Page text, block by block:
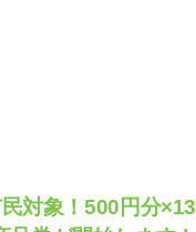
対象！500円分×13